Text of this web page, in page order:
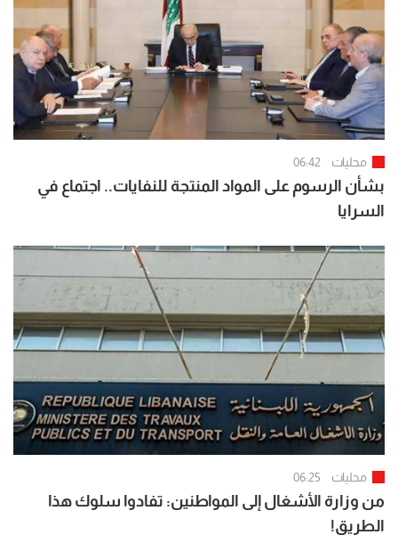
محليات 06:42
بشأن الرسوم على المواد المنتجة للنفايات.. اجتماع في
السرايا
محليات 06:25
من وزارة الأشغال إلى المواطنين: تفادوا سلوك هذا
الطريق!